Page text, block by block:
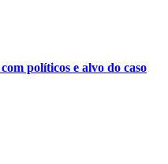
políticos e alvo do caso